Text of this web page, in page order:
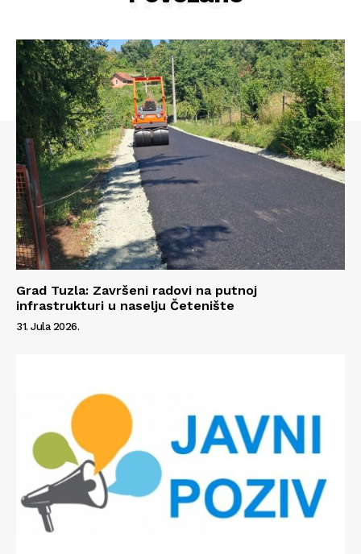
Info
O nama
Grad Tuzla: Završeni radovi na putnoj
infrastrukturi u naselju Četenište
31. Jula 2026.